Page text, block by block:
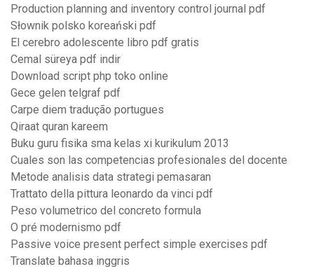
Production planning and inventory control journal pdf
Słownik polsko koreański pdf
El cerebro adolescente libro pdf gratis
Cemal süreya pdf indir
Download script php toko online
Gece gelen telgraf pdf
Carpe diem tradução portugues
Qiraat quran kareem
Buku guru fisika sma kelas xi kurikulum 2013
Cuales son las competencias profesionales del docente
Metode analisis data strategi pemasaran
Trattato della pittura leonardo da vinci pdf
Peso volumetrico del concreto formula
O pré modernismo pdf
Passive voice present perfect simple exercises pdf
Translate bahasa inggris